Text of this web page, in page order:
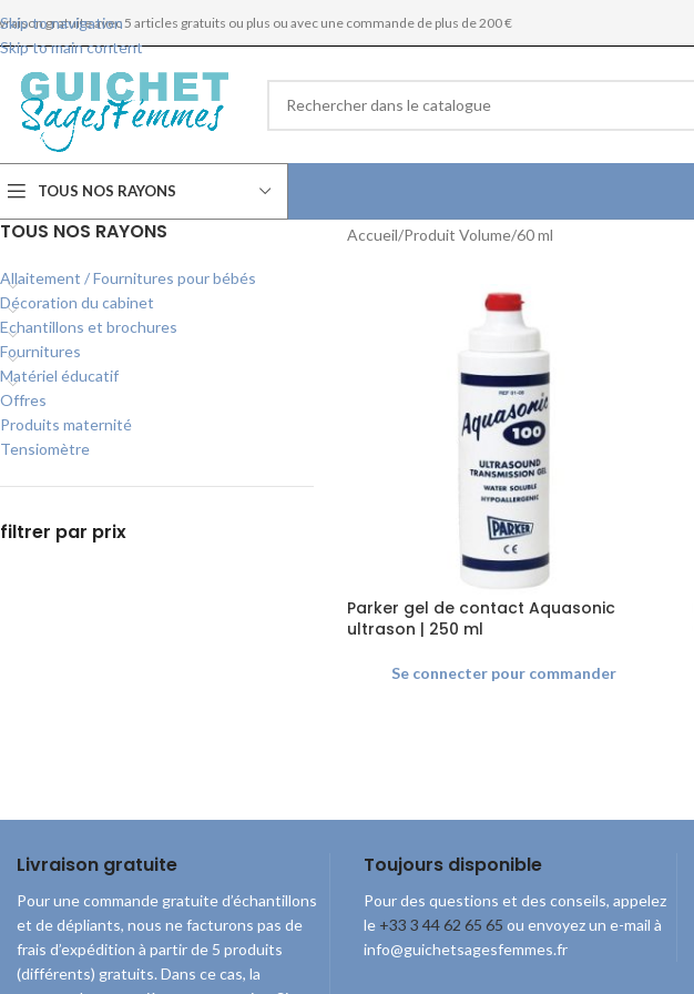
Skip to navigation
Skip to main content
gratuite avec 5 articles gratuits ou plus ou avec une commande de plus de 200 €
TOUS NOS RAYONS
TOUS NOS RAYONS
Allaitement / Fournitures pour bébés
Décoration du cabinet
Echantillons et brochures
Fournitures
Matériel éducatif
Offres
Produits maternité
Tensiomètre
filtrer par prix
Accueil Produit Volume 60 ml
Parker gel de contact Aquasonic
ultrason | 250 ml
Se connecter pour commander
Livraison gratuite
Pour une commande gratuite d’échantillons
et de dépliants, nous ne facturons pas de
frais d’expédition à partir de 5 produits
(différents) gratuits. Dans ce cas, la
Toujours disponible
Pour des questions et des conseils, appelez
le +33 3 44 62 65 65 ou envoyez un e-mail à
info@guichetsagesfemmes.fr